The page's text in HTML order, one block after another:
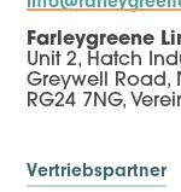
Farleygreene
Unit 2, Hatch
Greywell Road,
RG24 7NG,
Vertriebspartner